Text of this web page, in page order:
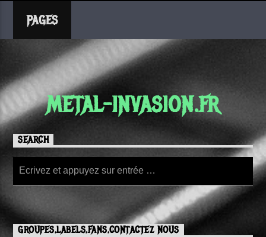
PAGES
METAL-INVASION.FR
SEARCH
GROUPES,LABELS,FANS,CONTACTEZ NOUS